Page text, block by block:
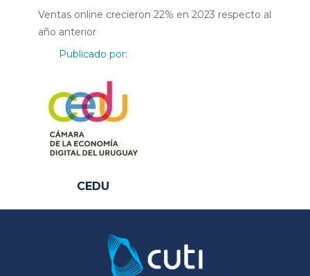
Ventas online crecieron 22% en 2023 respecto al
año anterior
Publicado por:
CEDU